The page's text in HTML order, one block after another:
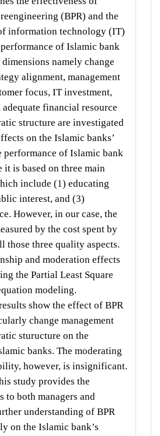
(BPR) and the
information technology (IT)
of Islamic bank
namely change
alignment, management
focus, IT investment,
adequate financial resource
structure are investigated
on the Islamic banks’
performance of Islamic bank
it is based on three main
include (1) educating
interest, and (3)
However, in our case, the
by the cost spent by
those three quality aspects.
and moderation effects
the Partial Least Square
modeling.
show the effect of BPR
change management
sturucture on the
banks. The moderating
however, is insignificant.
study provides the
to both managers and
understanding of BPR
on the Islamic bank’s